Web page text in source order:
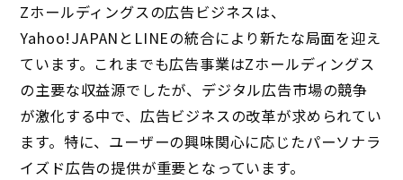
Zホールディングスの広告ビジネスは、
Yahoo!JAPANとLINEの統合により新たな局面を迎え
ています。これまでも広告事業はZホールディングス
の主要な収益源でしたが、デジタル広告市場の競争
が激化する中で、広告ビジネスの改革が求められてい
ます。特に、ユーザーの興味関心に応じたパーソナラ
イズド広告の提供が重要となっています。